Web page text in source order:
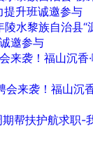
升班诚邀参与
陵水黎族自治县“
邀参与
来袭！福山沉香
来袭！福山沉
帮扶护航求职-